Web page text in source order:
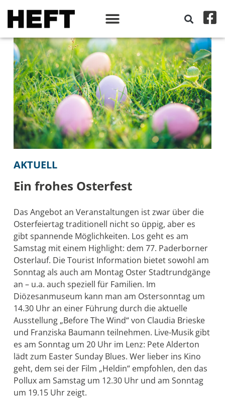
AKTUELL
Ein frohes Osterfest
Das Angebot an Veranstaltungen ist zwar über die
Osterfeiertag traditionell nicht so üppig, aber es
gibt spannende Möglichkeiten. Los geht es am
Samstag mit einem Highlight: dem 77. Paderborner
Osterlauf. Die Tourist Information bietet sowohl am
Sonntag als auch am Montag Oster Stadtrundgänge
an – u.a. auch speziell für Familien. Im
Diözesanmuseum kann man am Ostersonntag um
14.30 Uhr an einer Führung durch die aktuelle
Ausstellung „Before The Wind“ von Claudia Brieske
und Franziska Baumann teilnehmen. Live-Musik gibt
es am Sonntag um 20 Uhr im Lenz: Pete Alderton
lädt zum Easter Sunday Blues. Wer lieber ins Kino
geht, dem sei der Film „Heldin“ empfohlen, den das
Pollux am Samstag um 12.30 Uhr und am Sonntag
um 19.15 Uhr zeigt.